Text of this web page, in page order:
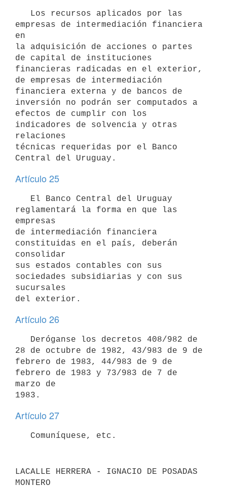
empresas de intermediación financiera
en
la adquisición de acciones o partes
de capital de instituciones
financieras radicadas en el exterior,
de empresas de intermediación
financiera externa y de bancos de
inversión no podrán ser computados a
efectos de cumplir con los
indicadores de solvencia y otras
relaciones
técnicas requeridas por el Banco
Artículo 25
reglamentará la forma en que las
empresas
de intermediación financiera
constituidas en el país, deberán
consolidar
sus estados contables con sus
sociedades subsidiarias y con sus
sucursales
Artículo 26
28 de octubre de 1982, 43/983 de 9 de
febrero de 1983, 44/983 de 9 de
febrero de 1983 y 73/983 de 7 de
marzo de
Artículo 27
LACALLE HERRERA - IGNACIO DE POSADAS